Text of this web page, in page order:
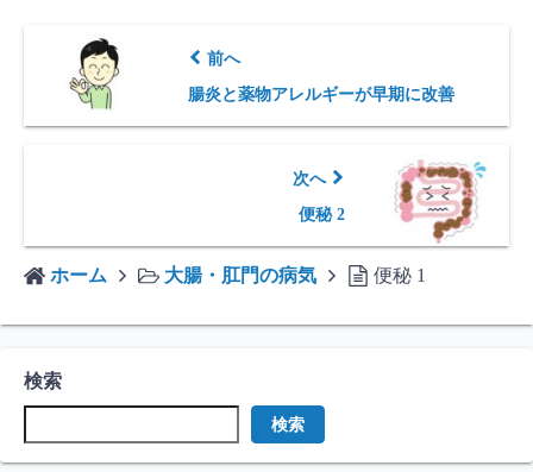
前へ
腸炎と薬物アレルギーが早期に改善
次へ
便秘 2
ホーム 大腸・肛門の病気 便秘 1
検索
検索